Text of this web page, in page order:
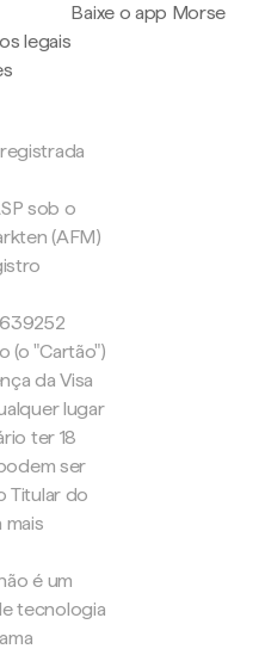
legais
Baixe o app Morse
sob o
(AFM)
(o "Cartão")
da Visa
lugar
ter 18
ser
Titular do
mais
é um
tecnologia